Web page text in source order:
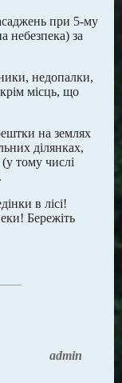
при 5-му
небезпека) за
недопалки,
місць, що
на землях
ділянках,
тому числі
в лісі!
Бережіть
admin